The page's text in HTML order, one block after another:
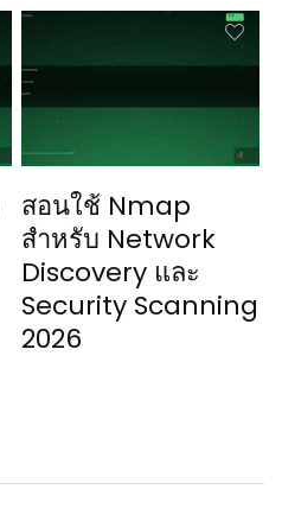
สอนใช้ Nmap
สำหรับ Network
Discovery และ
Security Scanning
2026